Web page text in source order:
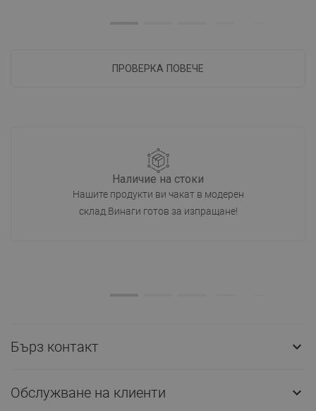
ПРОВЕРКА ПОВЕЧЕ
Наличие на стоки
Нашите продукти ви чакат в модерен
склад.Винаги готов за изпращане!
Бърз контакт 
Обслужване на клиенти 